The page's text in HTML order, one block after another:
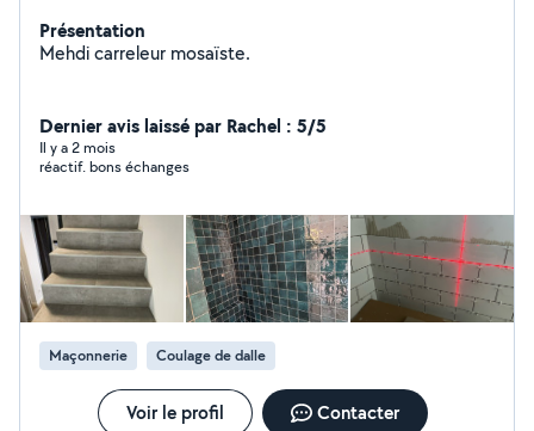
Présentation
Mehdi carreleur mosaïste.
Dernier avis laissé par Rachel : 5/5
Il y a 2 mois
réactif. bons échanges
Maçonnerie Coulage de dalle
Voir le profil Contacter